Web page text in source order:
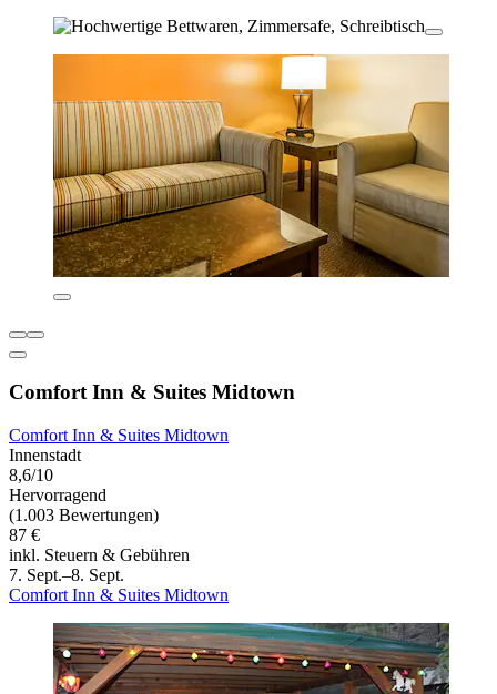
Comfort Inn & Suites Midtown
Comfort Inn & Suites Midtown
Innenstadt
8,6/10
Hervorragend
(1.003 Bewertungen)
87 €
inkl. Steuern & Gebühren
7. Sept.–8. Sept.
Comfort Inn & Suites Midtown